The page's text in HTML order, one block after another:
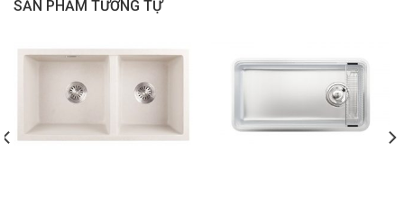
Hafele HS20-SSN2R90S/567.20.506 gồm 2 hộc rộng rãi, mỗi
rửa rau củ, rửa hoa quả, rửa bát đĩa thật tiện lợi.
Bồn rửa chén sở hữu gam màu bạc sáng bóng, phù hợp với
mọi nội thất nhà bếp của các gia đình.
Kèm một rổ lọc rác tiện lợi
SẢN PHẨM TƯƠNG TỰ